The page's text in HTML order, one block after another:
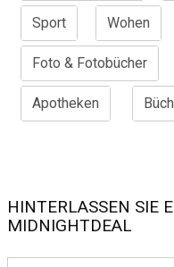
Sport Wohen
Foto & Fotobücher
Apotheken
HINTERLASSEN SIE
MIDNIGHTDEAL